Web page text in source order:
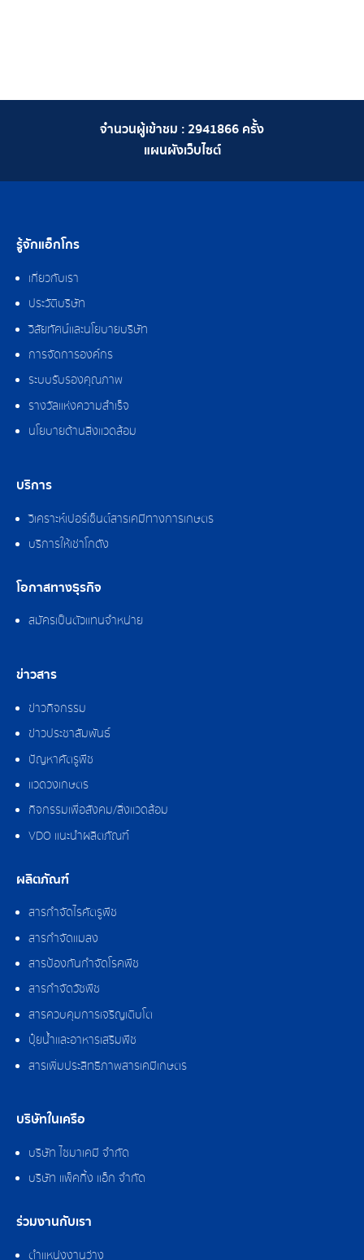
จำนวนผู้เข้าชม :2941866 ครั้ง
แผนผังเว็บไซต์
รู้จักแอ็กโกร
เกี่ยวกับเรา
ประวัติบริษัท
วิสัยทัศน์และนโยบายบริษัท
การจัดการองค์กร
ระบบรับรองคุณภาพ
รางวัลแห่งความสำเร็จ
นโยบายด้านสิ่งแวดล้อม
บริการ
วิเคราะห์เปอร์เซ็นต์สารเคมีทางการเกษตร
บริการให้เช่าโกดัง
โอกาสทางธุรกิจ
สมัครเป็นตัวแทนจำหน่าย
ข่าวสาร
ข่าวกิจกรรม
ข่าวประชาสัมพันธ์
ปัญหาศัตรูพืช
แวดวงเกษตร
กิจกรรมเพื่อสังคม/สิ่งแวดล้อม
VDO แนะนำผลิตภัณฑ์
ผลิตภัณฑ์
สารกำจัดไรศัตรูพืช
สารกำจัดแมลง
สารป้องกันกำจัดโรคพืช
สารกำจัดวัชพืช
สารควบคุมการเจริญเติบโต
ปุ๋ยน้ำและอาหารเสริมพืช
สารเพิ่มประสิทธิภาพสารเคมีเกษตร
บริษัทในเครือ
บริษัท ไซมาเคมี จำกัด
บริษัท แพ็คกิ้ง แอ็ก จำกัด
ร่วมงานกับเรา
ตำแหน่งงานว่าง